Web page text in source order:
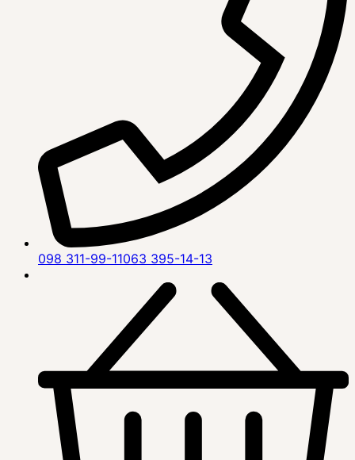
098 311-99-11063 395-14-13